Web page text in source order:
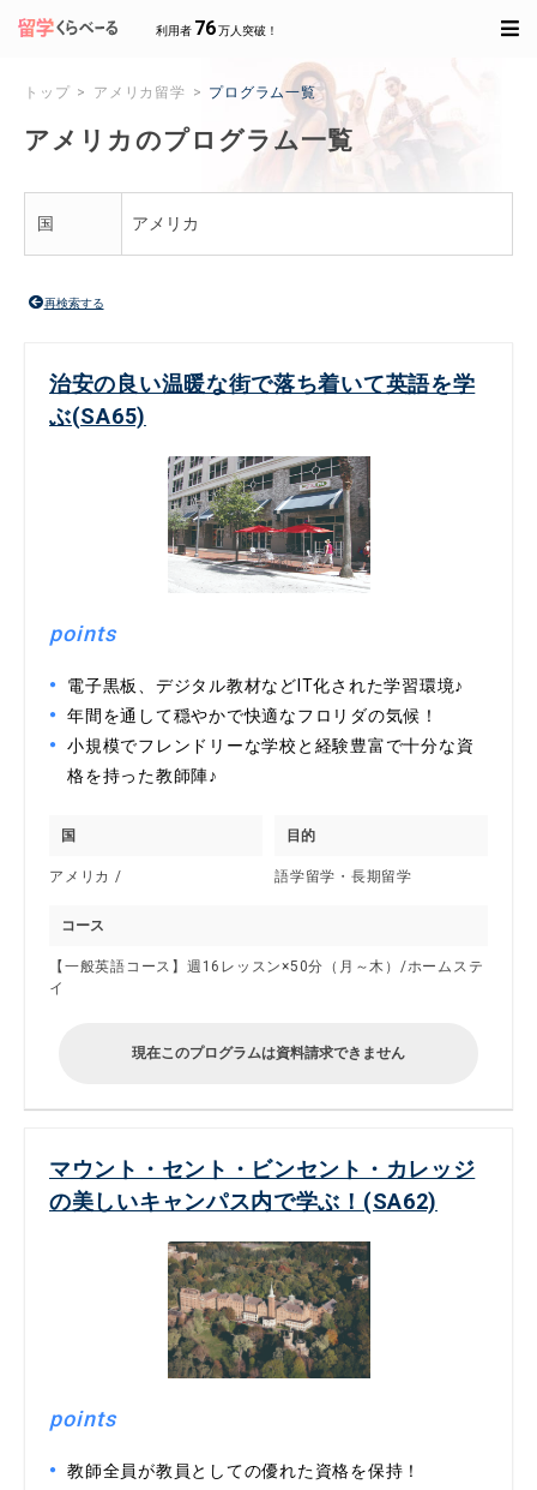
利用者 76万人突破！
トップ アメリカ留学 プログラム一覧
アメリカのプログラム一覧
国 アメリカ
再検索する
治安の良い温暖な街で落ち着いて英語を学
ぶ(SA65)
points
電子黒板、デジタル教材などIT化された学習環境♪
年間を通して穏やかで快適なフロリダの気候！
小規模でフレンドリーな学校と経験豊富で十分な資
格を持った教師陣♪
国
アメリカ /
目的
語学留学・長期留学
コース
【一般英語コース】週16レッスン×50分（月～木）/ホームステ
イ
現在このプログラムは資料請求できません
マウント・セント・ビンセント・カレッジ
の美しいキャンパス内で学ぶ！(SA62)
points
教師全員が教員としての優れた資格を保持！